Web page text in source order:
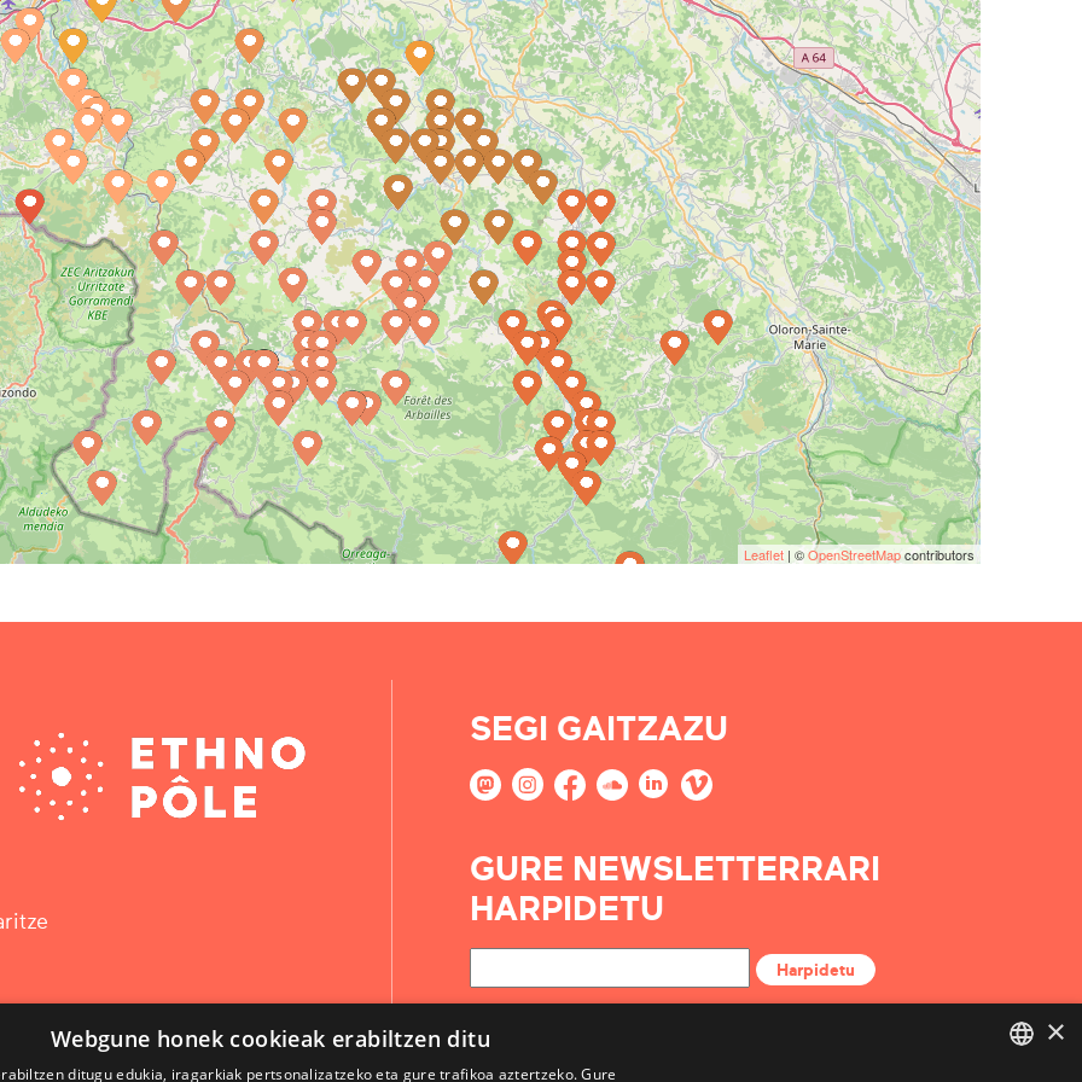
Leaflet | ©OpenStreetMapcontributors
SEGI GAITZAZU
GURE NEWSLETTERRARI
HARPIDETU
Harpidetu
×
Webgune honek cookieak erabiltzen ditu
ditugu edukia, iragarkiak pertsonalizatzeko eta gure trafikoa aztertzeko. Gure